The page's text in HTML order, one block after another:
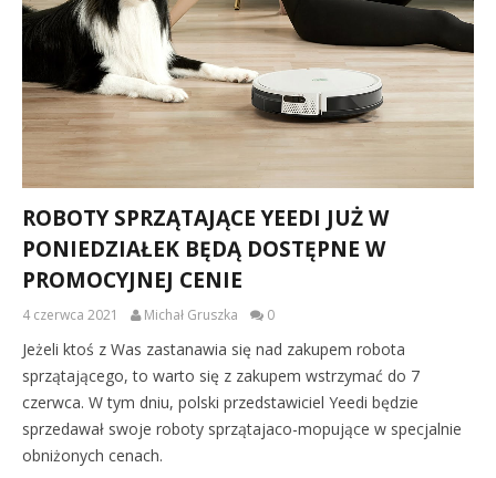
ROBOTY SPRZĄTAJĄCE YEEDI JUŻ W
PONIEDZIAŁEK BĘDĄ DOSTĘPNE W
PROMOCYJNEJ CENIE
4 czerwca 2021 Michał Gruszka 0
Jeżeli ktoś z Was zastanawia się nad zakupem robota
sprzątającego, to warto się z zakupem wstrzymać do 7
czerwca. W tym dniu, polski przedstawiciel Yeedi będzie
sprzedawał swoje roboty sprzątajaco-mopujące w specjalnie
obniżonych cenach.